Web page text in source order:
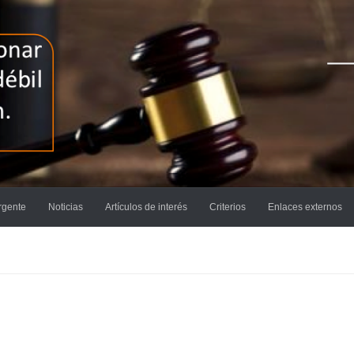
Noticias Artículos de interés Criterios Enlaces externos